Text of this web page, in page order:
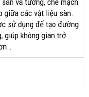
và tường, che mạch
giữa các vật liệu sàn.
sử dụng để tạo đường
giúp không gian trở